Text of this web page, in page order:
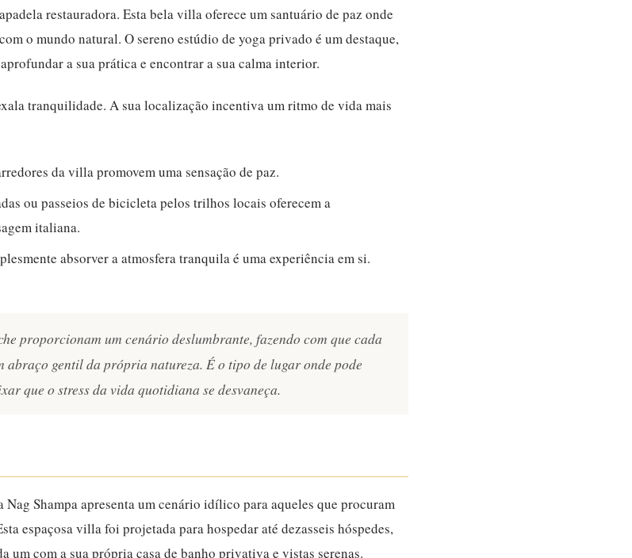
restauradora. Esta bela villa oferece um santuário de paz onde
o mundo natural. O sereno estúdio de yoga privado é um destaque,
a sua prática e encontrar a sua calma interior.
tranquilidade. A sua localização incentiva um ritmo de vida mais
da villa promovem uma sensação de paz.
ou passeios de bicicleta pelos trilhos locais oferecem a
italiana.
absorver a atmosfera tranquila é uma experiência em si.
proporcionam um cenário deslumbrante, fazendo com que cada
abraço gentil da própria natureza. É o tipo de lugar onde pode
que o stress da vida quotidiana se desvaneça.
Shampa apresenta um cenário idílico para aqueles que procuram
espaçosa villa foi projetada para hospedar até dezasseis hóspedes,
um com a sua própria casa de banho privativa e vistas serenas.